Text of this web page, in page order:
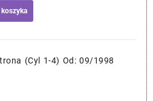
(Cyl 1-4) Od: 09/1998